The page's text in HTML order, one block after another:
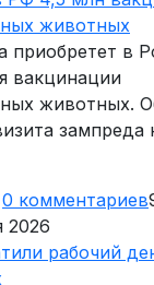
животных
приобретет в
вакцинации
животных.
зампреда
0 комментариев
2026
рабочий